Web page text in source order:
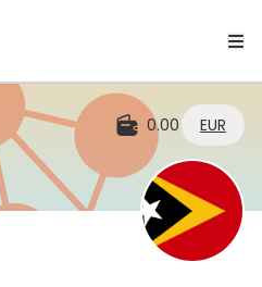
0.00 EUR
こにいてもつながり続け